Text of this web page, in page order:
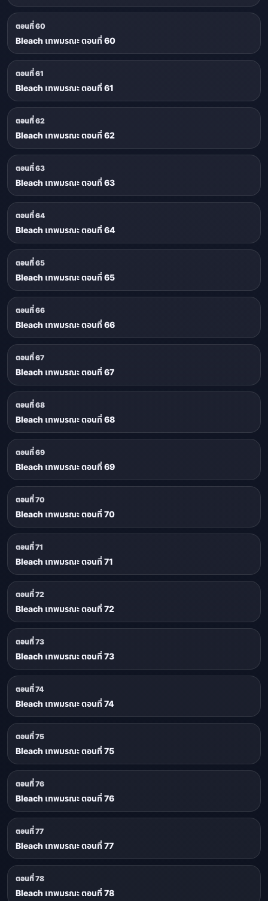
ตอนที่ 60
Bleach เทพมรณะ ตอนที่ 60
ตอนที่ 61
Bleach เทพมรณะ ตอนที่ 61
ตอนที่ 62
Bleach เทพมรณะ ตอนที่ 62
ตอนที่ 63
Bleach เทพมรณะ ตอนที่ 63
ตอนที่ 64
Bleach เทพมรณะ ตอนที่ 64
ตอนที่ 65
Bleach เทพมรณะ ตอนที่ 65
ตอนที่ 66
Bleach เทพมรณะ ตอนที่ 66
ตอนที่ 67
Bleach เทพมรณะ ตอนที่ 67
ตอนที่ 68
Bleach เทพมรณะ ตอนที่ 68
ตอนที่ 69
Bleach เทพมรณะ ตอนที่ 69
ตอนที่ 70
Bleach เทพมรณะ ตอนที่ 70
ตอนที่ 71
Bleach เทพมรณะ ตอนที่ 71
ตอนที่ 72
Bleach เทพมรณะ ตอนที่ 72
ตอนที่ 73
Bleach เทพมรณะ ตอนที่ 73
ตอนที่ 74
Bleach เทพมรณะ ตอนที่ 74
ตอนที่ 75
Bleach เทพมรณะ ตอนที่ 75
ตอนที่ 76
Bleach เทพมรณะ ตอนที่ 76
ตอนที่ 77
Bleach เทพมรณะ ตอนที่ 77
ตอนที่ 78
Bleach เทพมรณะ ตอนที่ 78